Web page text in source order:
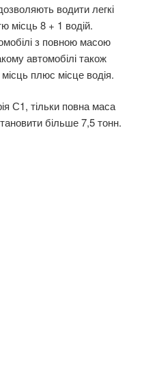
водити легкі
місць 8 + 1 водій.
з повною масою
автомобілі також
плюс місце водія.
С1, тільки повна маса
більше 7,5 тонн.